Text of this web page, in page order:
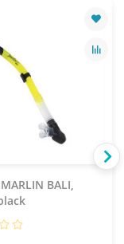
BALI,